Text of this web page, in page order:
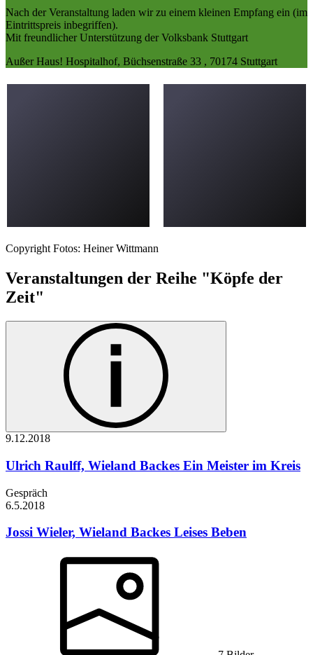
Nach der Veranstaltung laden wir zu einem kleinen Empfang ein (im
Eintrittspreis inbegriffen).
Mit freundlicher Unterstützung der Volksbank Stuttgart
Außer Haus! Hospitalhof, Büchsenstraße 33 , 70174 Stuttgart
Copyright Fotos: Heiner Wittmann
Veranstaltungen der Reihe "Köpfe der
Zeit"
9.12.2018
Ulrich Raulff, Wieland Backes Ein Meister im Kreis
Gespräch
6.5.2018
Jossi Wieler, Wieland Backes Leises Beben